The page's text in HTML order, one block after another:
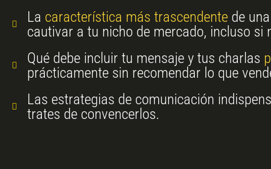
La característica más trascendente de
cautivar a tu nicho de mercado, incluso
Qué debe incluir tu mensaje y tus charlas
prácticamente sin recomendar lo que
Las estrategias de comunicación
trates de convencerlos.